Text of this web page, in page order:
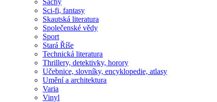
Sci-fi, fantasy
Skautská literatura
Společenské vědy
Sport
Stará Říše
Technická literatura
Thrillery, detektivky, horory
Učebnice, slovníky, encyklopedie, atlasy
Umění a architektura
Varia
Vinyl